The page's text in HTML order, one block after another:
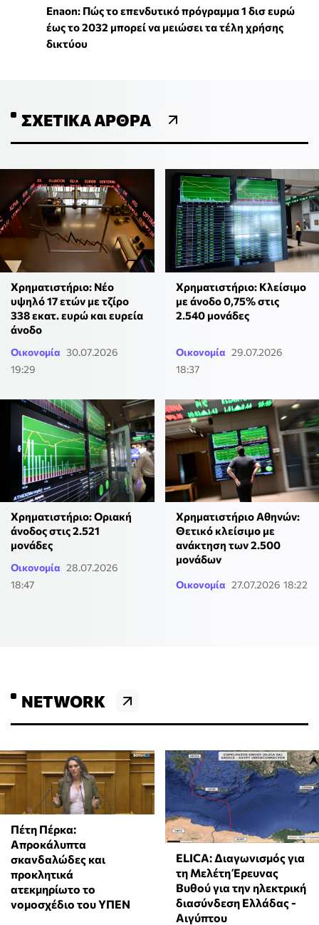
Enaon: Πώς το επενδυτικό πρόγραμμα 1 δισ ευρώ
έως το 2032 μπορεί να μειώσει τα τέλη χρήσης
δικτύου
ΣΧΕΤΙΚΆ ΆΡΘΡΑ
Χρηματιστήριο: Νέο
υψηλό 17 ετών με τζίρο
338 εκατ. ευρώ και ευρεία
άνοδο
Οικονομία 30.07.2026
19:29
Χρηματιστήριο: Κλείσιμο
με άνοδο 0,75% στις
2.540 μονάδες
Οικονομία 29.07.2026
18:37
Χρηματιστήριο: Οριακή
άνοδος στις 2.521
μονάδες
Οικονομία 28.07.2026
18:47
Χρηματιστήριο Αθηνών:
Θετικό κλείσιμο με
ανάκτηση των 2.500
μονάδων
Οικονομία 27.07.2026 18:22
NETWORK
Πέτη Πέρκα:
Απροκάλυπτα
σκανδαλώδες και
προκλητικά
ατεκμηρίωτο το
νομοσχέδιο του ΥΠΕΝ
ELICA: Διαγωνισμός για
τη Μελέτη Έρευνας
Βυθού για την ηλεκτρική
διασύνδεση Ελλάδας -
Αιγύπτου